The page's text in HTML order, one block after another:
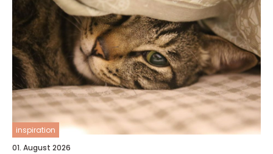
inspiration
01. August 2026